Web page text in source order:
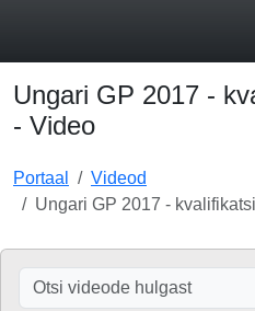
Ungari GP 2017 -
- Video
Portaal
Videod
Ungari GP 2017 -